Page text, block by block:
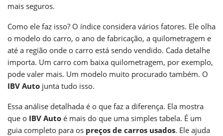
mais seguros.
Como ele faz isso? O índice considera vários fatores. Ele olha
o modelo do carro, o ano de fabricação, a quilometragem e
até a região onde o carro está sendo vendido. Cada detalhe
importa. Um carro com baixa quilometragem, por exemplo,
pode valer mais. Um modelo muito procurado também. O
IBV Auto junta tudo isso.
Essa análise detalhada é o que faz a diferença. Ela mostra
que o IBV Auto é mais do que uma simples tabela. É um
guia completo para os preços de carros usados. Ele ajuda